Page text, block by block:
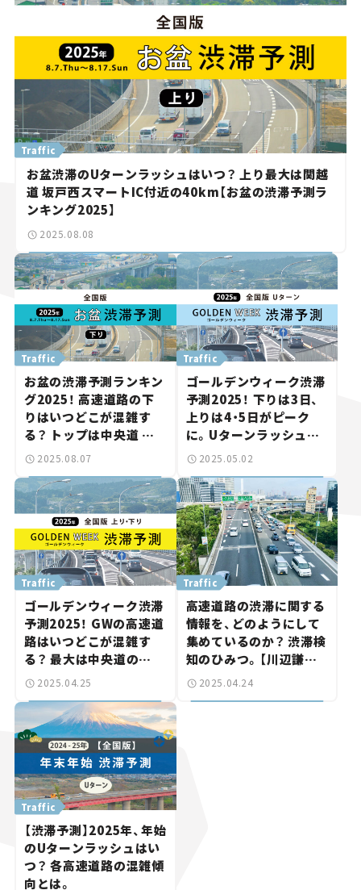
Traffic
お盆渋滞のUターンラッシュはいつ？ 上り最大は関越
道 坂戸西スマートIC付近の40km【お盆の渋滞予測ラ
ンキング2025】
2025.08.08
Traffic
お盆の渋滞予測ランキン
グ2025！ 高速道路の下
りはいつどこが混雑す
る？ トップは中央道 相
模湖IC付近の45km。
2025.08.07
Traffic
ゴールデンウィーク渋滞
予測2025！ 下りは3日、
上りは4・5日がピーク
に。Uターンラッシュを
回避しよう。
2025.05.02
Traffic
ゴールデンウィーク渋滞
予測2025！ GWの高速道
路はいつどこが混雑す
る？ 最大は中央道の
45km。
2025.04.25
Traffic
高速道路の渋滞に関する
情報を、どのようにして
集めているのか？ 渋滞検
知のひみつ。【川辺謙一
の「道路の科学」Vol.7】
2025.04.24
Traffic
【渋滞予測】2025年、年始
のUターンラッシュはい
つ？ 各高速道路の混雑傾
向とは。